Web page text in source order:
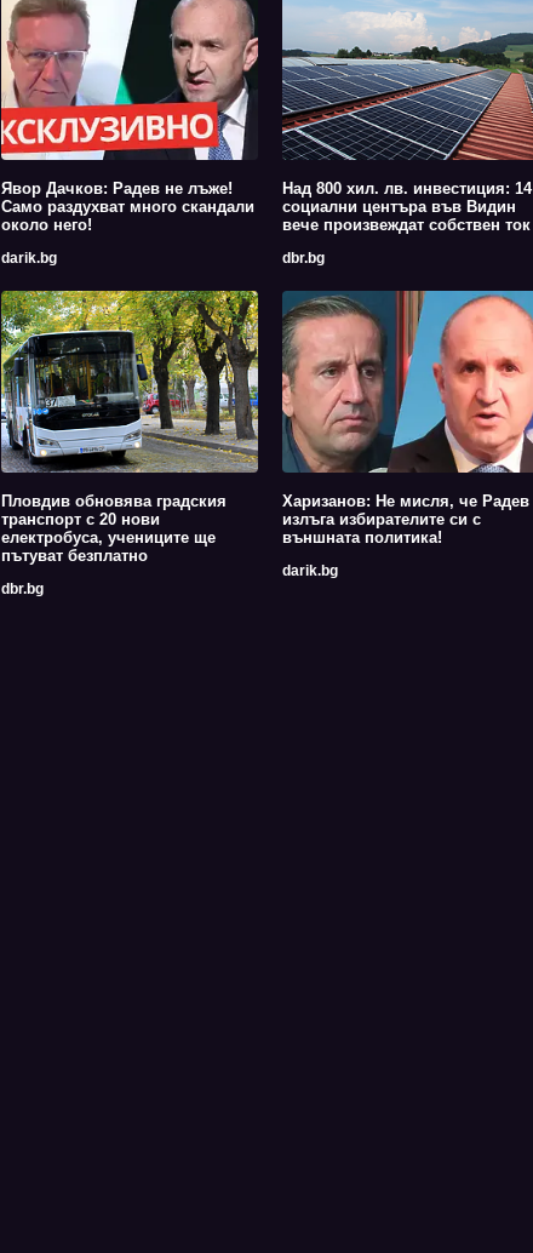
Явор Дачков: Радев не лъже!
Само раздухват много скандали
около него!
darik.bg
Над 800 хил. лв. инвестиция: 14
социални центъра във Видин
вече произвеждат собствен ток
dbr.bg
Пловдив обновява градския
транспорт с 20 нови
електробуса, учениците ще
пътуват безплатно
dbr.bg
Харизанов: Не мисля, че Радев
излъга избирателите си с
външната политика!
darik.bg